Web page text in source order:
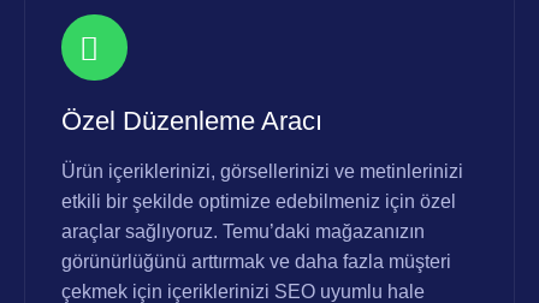
Özel Düzenleme Aracı
Ürün içeriklerinizi, görsellerinizi ve metinlerinizi
etkili bir şekilde optimize edebilmeniz için özel
araçlar sağlıyoruz. Temu’daki mağazanızın
görünürlüğünü arttırmak ve daha fazla müşteri
çekmek için içeriklerinizi SEO uyumlu hale